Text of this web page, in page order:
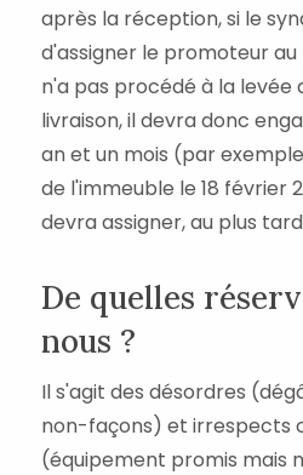
après la réception, si le
d'assigner le promoteur
n'a pas procédé à la levée
livraison, il devra donc
an et un mois (par
de l'immeuble le 18 février
devra assigner, au plus
De quelles
nous ?
Il s'agit des désordres
non-façons) et irrespects
(équipement promis mais